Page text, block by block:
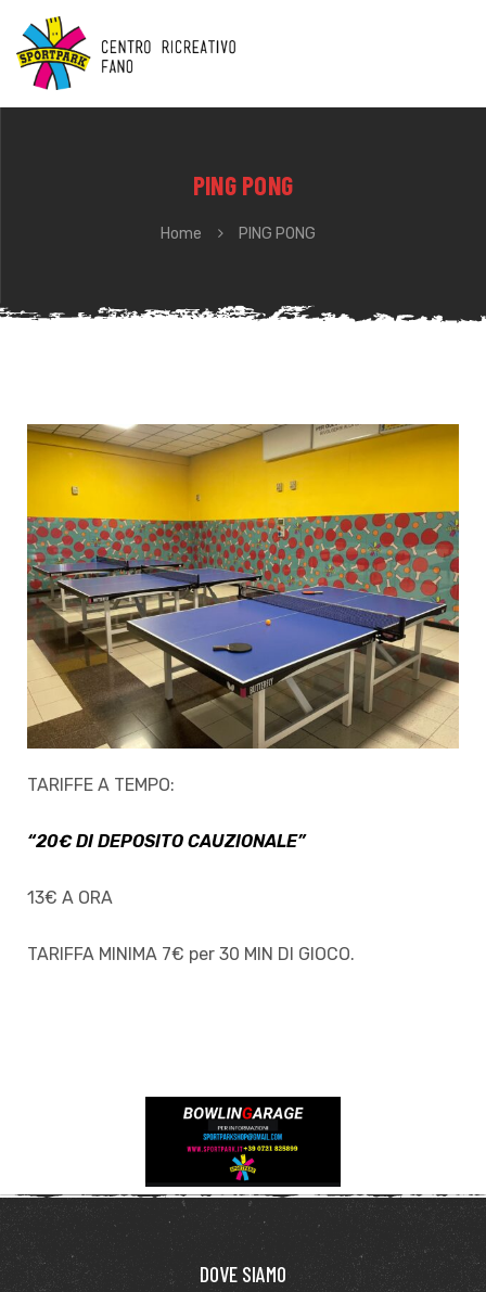
PING PONG
Home PING PONG
TARIFFE A TEMPO:
“20€ DI DEPOSITO CAUZIONALE”
13€ A ORA
TARIFFA MINIMA 7€ per 30 MIN DI GIOCO.
DOVE SIAMO